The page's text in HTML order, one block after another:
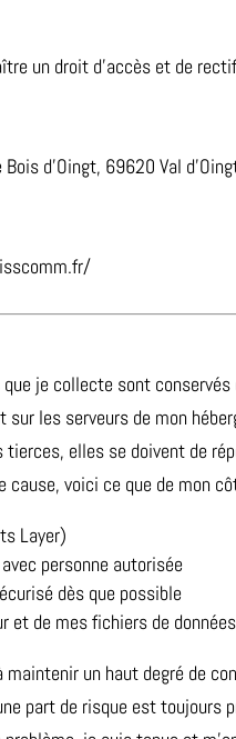
un droit d’accès et de
d’Oingt, 69620 Val
je collecte sont
sur les serveurs de mon
elles se doivent de
voici ce que de mon
Layer)
personne autorisée
dès que possible
et de mes fichiers de données
maintenir un haut degré de
part de risque est